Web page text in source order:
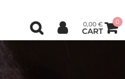
0,00 €
CART
0